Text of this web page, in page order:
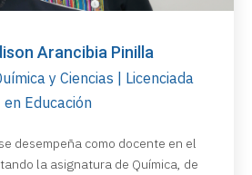
Arancibia Pinilla
y Ciencias | Licenciada
en Educación
desempeña como docente en el
la asignatura de Química, de